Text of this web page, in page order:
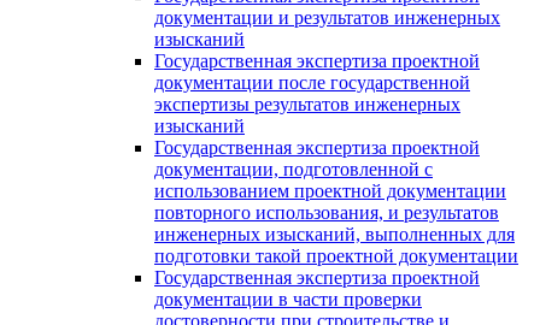
документации и результатов инженерных
изысканий
Государственная экспертиза проектной
документации после государственной
экспертизы результатов инженерных
изысканий
Государственная экспертиза проектной
документации, подготовленной с
использованием проектной документации
повторного использования, и результатов
инженерных изысканий, выполненных для
подготовки такой проектной документации
Государственная экспертиза проектной
документации в части проверки
достоверности при строительстве и